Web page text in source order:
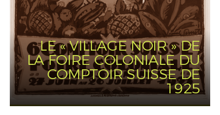
PUBLIC
MAPPING
enroute INFO
LE « VILLAGE NOIR » DE
LA FOIRE COLONIALE DU
COMPTOIR SUISSE DE
1925